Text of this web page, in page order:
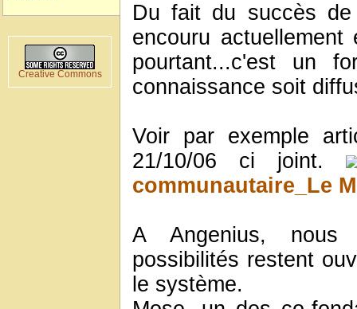
Creative Commons
Du fait du succès
encouru
pourtant...c'est un
connaissance soit
Voir par exemple
21/10/06 ci joint.
communautaire_Le
A Angenius,
possibilités restent
le système.